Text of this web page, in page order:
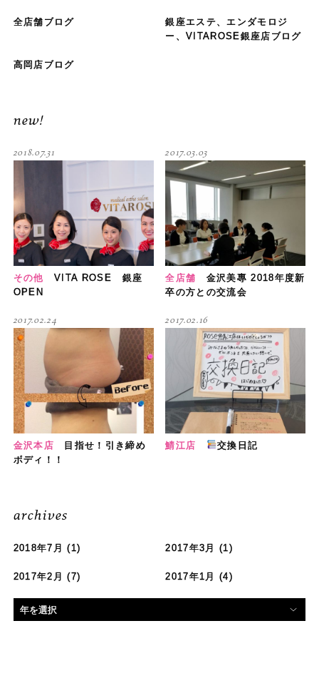
全店舗ブログ
銀座エステ、エンダモロジ
ー、VITAROSE銀座店ブログ
高岡店ブログ
new!
その他
VITA ROSE 銀座
OPEN
2018.07.31
全店舗
金沢美專 2018年度新
卒の方との交流会
2017.03.03
金沢本店
目指せ！引き締め
ボディ！！
2017.02.24
鯖江店 交換日記
2017.02.16
archives
2018年7月 (1) 2017年3月 (1)
2017年2月 (7) 2017年1月 (4)